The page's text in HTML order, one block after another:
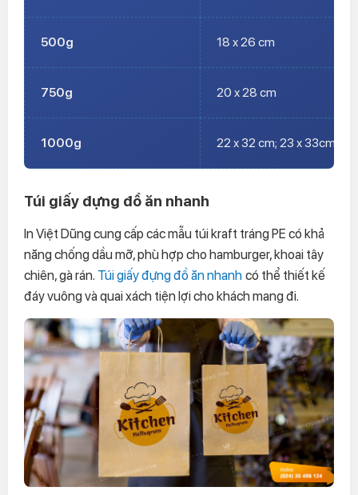
500g 18 x 26 cm
750g 20 x 28 cm
1000g 22 x 32 cm; 23 x 33cm
Túi giấy đựng đồ ăn nhanh
In Việt Dũng cung cấp các mẫu túi kraft tráng PE có khả
năng chống dầu mỡ, phù hợp cho hamburger, khoai tây
chiên, gà rán. Túi giấy đựng đồ ăn nhanh có thể thiết kế
đáy vuông và quai xách tiện lợi cho khách mang đi.